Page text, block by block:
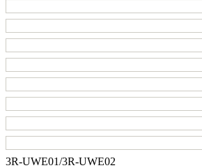
3R-UWE01/3R-UWE02